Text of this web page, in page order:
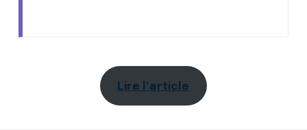
Lire l’article